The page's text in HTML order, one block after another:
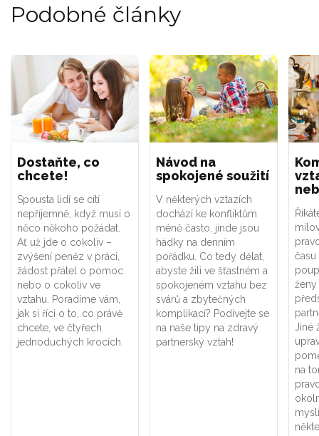
Podobné články
Dostaňte, co
chcete!
Spousta lidí se cítí
nepříjemně, když musí o
něco někoho požádat.
Ať už jde o cokoliv –
zvýšení peněz v práci,
žádost přátel o pomoc
nebo o cokoliv ve
vztahu. Poradíme vám,
jak si říci o to, co právě
chcete, ve čtyřech
jednoduchých krocích.
Návod na
spokojené soužití
V některých vztazích
dochází ke konfliktům
méně často, jinde jsou
hádky na denním
pořádku. Co tedy dělat,
abyste žili ve šťastném a
spokojeném vztahu bez
svárů a zbytečných
komplikací? Podívejte se
na naše tipy na zdravý
partnerský vztah!
ženy
Jiné
na